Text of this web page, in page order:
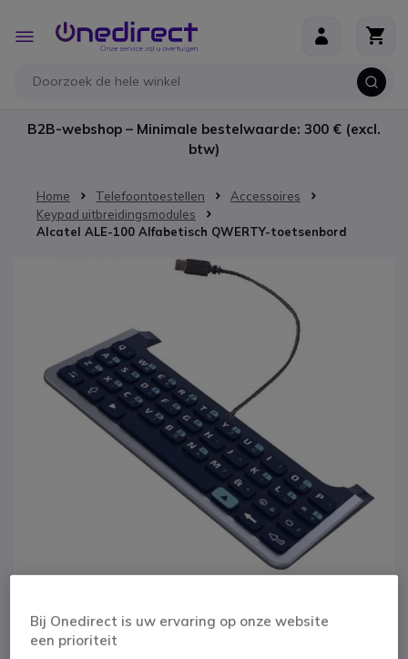
Toggle
Nav
B2B-webshop – Minimale bestelwaarde: 300 € (excl.
btw)
Home Telefoontoestellen
Accessoires
Keypad uitbreidingsmodules
Alcatel ALE-100 Alfabetisch QWERTY-toetsenbord
Ga naar het einde van de afbeeldingen-gallerij
Bij Onedirect is uw ervaring op onze website
een prioriteit